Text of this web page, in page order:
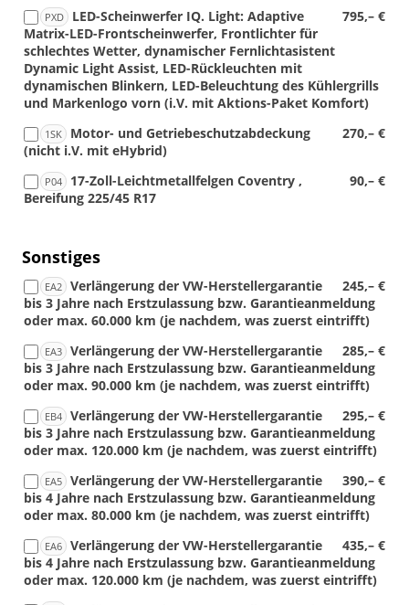
PXD 795,– €
LED-Scheinwerfer IQ. Light: Adaptive
Matrix-LED-Frontscheinwerfer, Frontlichter für
schlechtes Wetter, dynamischer Fernlichtasistent
Dynamic Light Assist, LED-Rückleuchten mit
dynamischen Blinkern, LED-Beleuchtung des Kühlergrills
und Markenlogo vorn (i.V. mit Aktions-Paket Komfort)
1SK 270,– €
Motor- und Getriebeschutzabdeckung
(nicht i.V. mit eHybrid)
P04 90,– €
17-Zoll-Leichtmetallfelgen Coventry ,
Bereifung 225/45 R17
Sonstiges
EA2 245,– €
Verlängerung der VW-Herstellergarantie
bis 3 Jahre nach Erstzulassung bzw. Garantieanmeldung
oder max. 60.000 km (je nachdem, was zuerst eintrifft)
EA3 285,– €
Verlängerung der VW-Herstellergarantie
bis 3 Jahre nach Erstzulassung bzw. Garantieanmeldung
oder max. 90.000 km (je nachdem, was zuerst eintrifft)
EB4 295,– €
Verlängerung der VW-Herstellergarantie
bis 3 Jahre nach Erstzulassung bzw. Garantieanmeldung
oder max. 120.000 km (je nachdem, was zuerst eintrifft)
EA5 390,– €
Verlängerung der VW-Herstellergarantie
bis 4 Jahre nach Erstzulassung bzw. Garantieanmeldung
oder max. 80.000 km (je nachdem, was zuerst eintrifft)
EA6 435,– €
Verlängerung der VW-Herstellergarantie
bis 4 Jahre nach Erstzulassung bzw. Garantieanmeldung
oder max. 120.000 km (je nachdem, was zuerst eintrifft)